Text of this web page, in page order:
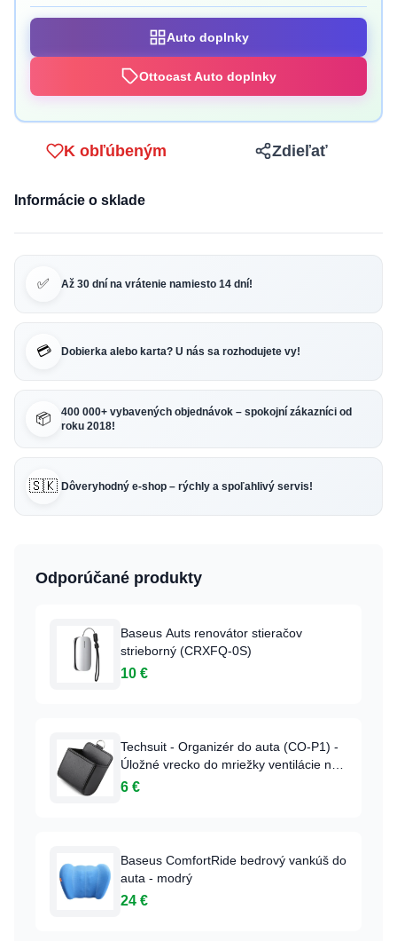
Auto doplnky
Ottocast Auto doplnky
K obľúbeným Zdieľať
Informácie o sklade
✅ Až 30 dní na vrátenie namiesto 14 dní!
💳 Dobierka alebo karta? U nás sa rozhodujete vy!
📦
400 000+ vybavených objednávok – spokojní zákazníci od
roku 2018!
🇸🇰 Dôveryhodný e-shop – rýchly a spoľahlivý servis!
Odporúčané produkty
Baseus Auts renovátor stieračov
strieborný (CRXFQ-0S)
10 €
Techsuit - Organizér do auta (CO-P1) -
Úložné vrecko do mriežky ventilácie na
drobnosti - Čierny
6 €
Baseus ComfortRide bedrový vankúš do
auta - modrý
24 €